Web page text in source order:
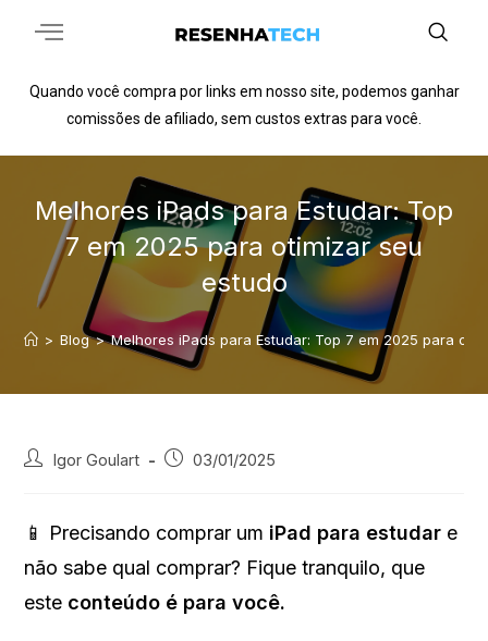
Quando você compra por links em nosso site, podemos ganhar
comissões de afiliado, sem custos extras para você.
Melhores iPads para Estudar: Top
7 em 2025 para otimizar seu
estudo
> Blog > Melhores iPads para Estudar: Top 7 em 2025 para
Igor Goulart 03/01/2025
📱 Precisando comprar um iPad para estudar e
não sabe qual comprar? Fique tranquilo, que
este conteúdo é para você.